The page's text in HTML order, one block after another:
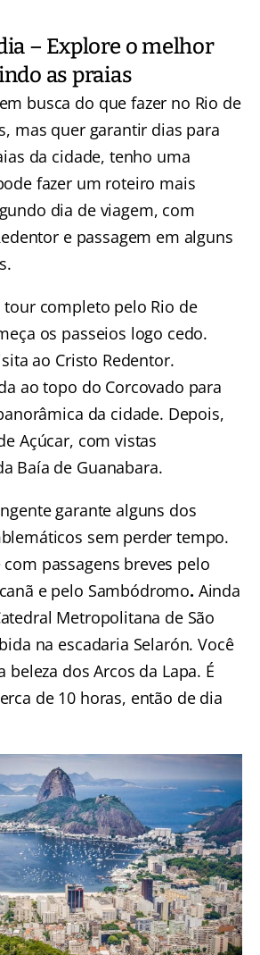
– Explore o melhor
as praias
busca do que fazer no Rio de
mas quer garantir dias para
da cidade, tenho uma
fazer um roteiro mais
dia de viagem, com
e passagem em alguns
tour completo pelo Rio de
os passeios logo cedo.
ao Cristo Redentor.
ao topo do Corcovado para
da cidade. Depois,
Açúcar, com vistas
Baía de Guanabara.
garante alguns dos
sem perder tempo.
passagens breves pelo
e pelo Sambódromo. Ainda
Metropolitana de São
na escadaria Selarón. Você
beleza dos Arcos da Lapa. É
de 10 horas, então de dia